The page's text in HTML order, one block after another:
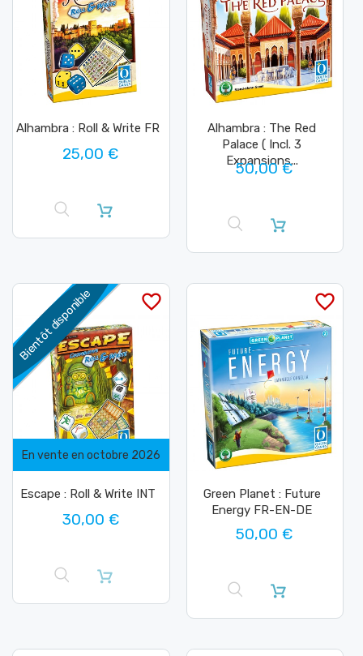
Alhambra : Roll & Write FR
25,00 €
Alhambra : The Red
Palace ( Incl. 3
Expansions...
50,00 €
favorite_border
Bientôt disponible
En vente en octobre 2026
Escape : Roll & Write INT
30,00 €
favorite_border
Green Planet : Future
Energy FR-EN-DE
50,00 €